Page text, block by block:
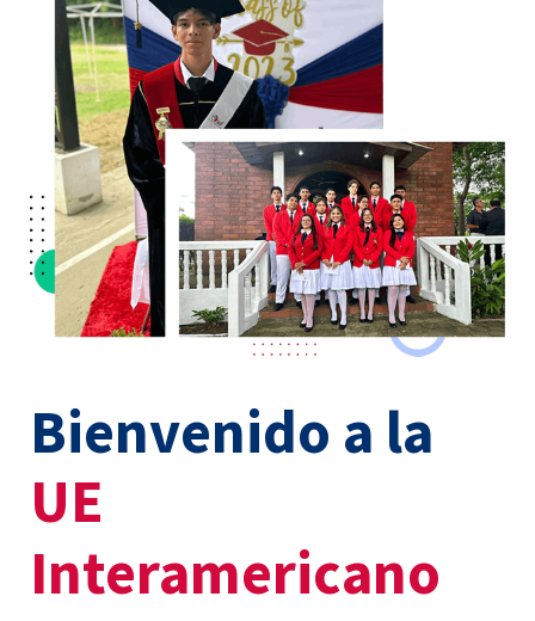
Bienvenido a la
UE
Interamericano